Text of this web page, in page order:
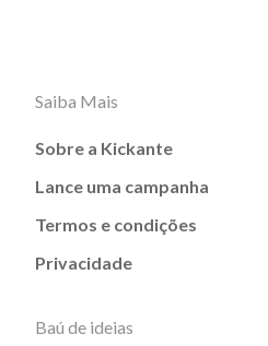
Saiba Mais
Sobre a Kickante
Lance uma campanha
Termos e condições
Privacidade
Baú de ideias